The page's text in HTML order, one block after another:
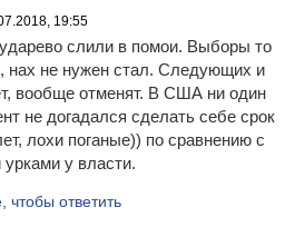
19:55
слили в помои. Выборы то
нax не нужен стал. Следующих и
вообще отменят. В США ни один
не догадался сделать себе срок
лoxи поганые)) по сравнению с
у власти.
чтобы ответить